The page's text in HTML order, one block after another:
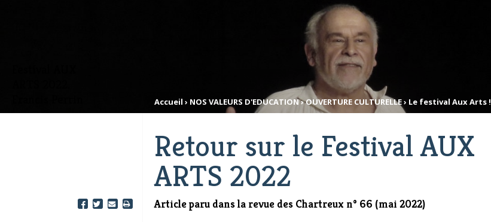
Accueil › NOS VALEURS D'EDUCATION›OUVERTURE CULTURELLE› Le festival Aux Arts !
Retour sur le Festival AUX
ARTS 2022
Article paru dans la revue des Chartreux n° 66 (mai 2022)